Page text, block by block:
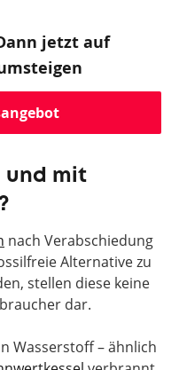
jetzt auf
und mit
nach Verabschiedung
Alternative zu
stellen diese keine
dar.
Wasserstoff – ähnlich